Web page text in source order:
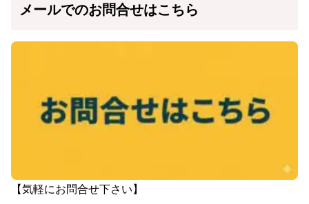
メールでのお問合せはこちら
【気軽にお問合せ下さい】